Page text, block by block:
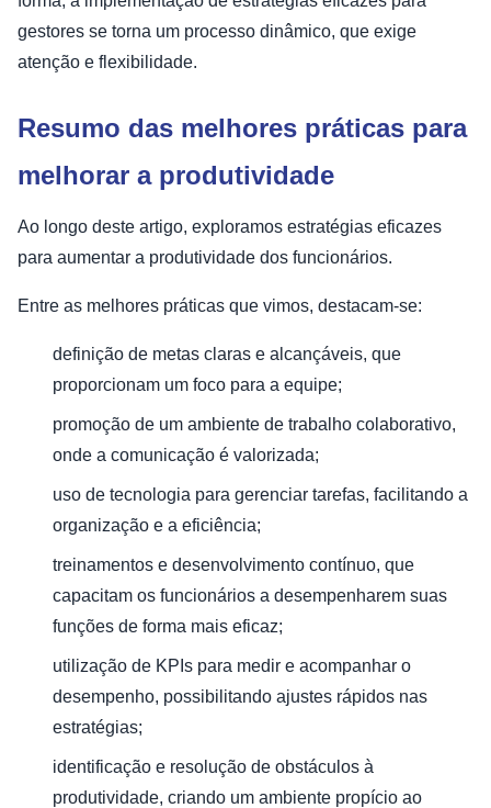
gestores se torna um processo dinâmico, que exige
atenção e flexibilidade.
Resumo das melhores práticas para
melhorar a produtividade
Ao longo deste artigo, exploramos estratégias eficazes
para aumentar a produtividade dos funcionários.
Entre as melhores práticas que vimos, destacam-se:
definição de metas claras e alcançáveis, que
proporcionam um foco para a equipe;
promoção de um ambiente de trabalho colaborativo,
onde a comunicação é valorizada;
uso de tecnologia para gerenciar tarefas, facilitando a
organização e a eficiência;
treinamentos e desenvolvimento contínuo, que
capacitam os funcionários a desempenharem suas
funções de forma mais eficaz;
utilização de KPIs para medir e acompanhar o
desempenho, possibilitando ajustes rápidos nas
estratégias;
identificação e resolução de obstáculos à
produtividade, criando um ambiente propício ao